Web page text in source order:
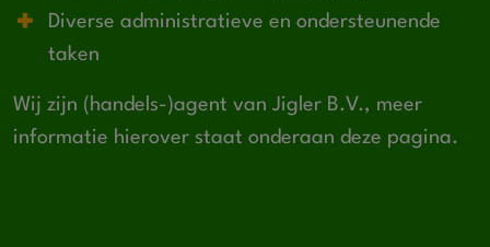
Diverse administratieve en ondersteunende
taken
Wij zijn (handels-)agent van Jigler B.V., meer
informatie hierover staat onderaan deze pagina.